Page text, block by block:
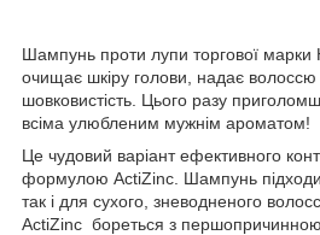
Шампунь проти лупи торгової
очищає шкіру голови, надає волоссю
шовковистість. Цього разу
всіма улюбленим мужнім ароматом!
Це чудовий варіант ефективного
формулою ActiZinc. Шампунь
так і для сухого, зневодненого
ActiZinc бореться з